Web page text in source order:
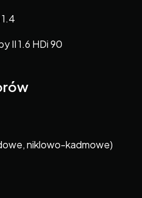
II 1.6 HDi 90
niklowo-kadmowe)